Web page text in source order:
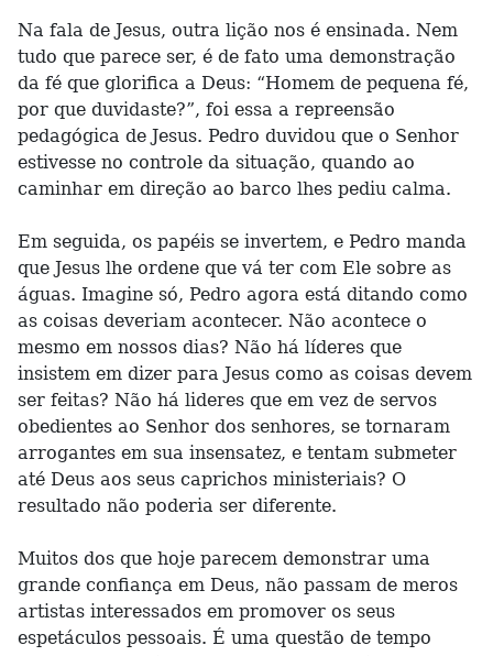
Na fala de Jesus, outra lição nos é ensinada. Nem
tudo que parece ser, é de fato uma demonstração
da fé que glorifica a Deus: “Homem de pequena fé,
por que duvidaste?”, foi essa a repreensão
pedagógica de Jesus. Pedro duvidou que o Senhor
estivesse no controle da situação, quando ao
caminhar em direção ao barco lhes pediu calma.
Em seguida, os papéis se invertem, e Pedro manda
que Jesus lhe ordene que vá ter com Ele sobre as
águas. Imagine só, Pedro agora está ditando como
as coisas deveriam acontecer. Não acontece o
mesmo em nossos dias? Não há líderes que
insistem em dizer para Jesus como as coisas devem
ser feitas? Não há lideres que em vez de servos
obedientes ao Senhor dos senhores, se tornaram
arrogantes em sua insensatez, e tentam submeter
até Deus aos seus caprichos ministeriais? O
resultado não poderia ser diferente.
Muitos dos que hoje parecem demonstrar uma
grande confiança em Deus, não passam de meros
artistas interessados em promover os seus
espetáculos pessoais. É uma questão de tempo